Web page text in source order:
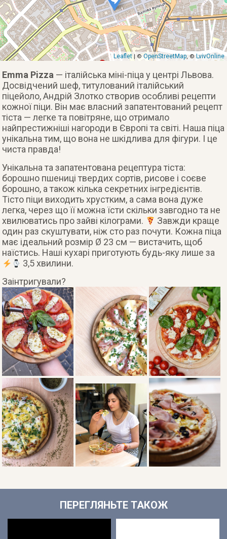
Leaflet| © OpenStreetMap, © LvivOnline
Emma Pizza — італійська міні-піца у центрі Львова.
Досвідчений шеф, титулований італійський
піцейоло, Андрій Злотко створив особливі рецепти
кожної піци. Він має власний запатентований рецепт
тіста — легке та повітряне, що отримало
найпрестижніші нагороди в Європі та світі. Наша піца
унікальна тим, що вона не шкідлива для фігури. І це
чиста правда!
Унікальна та запатентована рецептура тіста:
борошно пшениці твердих сортів, рисове і соєве
борошно, а також кілька секретних інгредієнтів.
Тісто піци виходить хрустким, а сама вона дуже
легка, через що її можна їсти скільки завгодно та не
хвилюватись про зайві кілограми.
Завжди краще
один раз скуштувати, ніж сто раз почути. Кожна піца
має ідеальний розмір Ø 23 см — вистачить, щоб
наїстись. Наші кухарі приготують будь-яку лише за
3,5 хвилини.
Заінтригували?
ПЕРЕГЛЯНЬТЕ ТАКОЖ